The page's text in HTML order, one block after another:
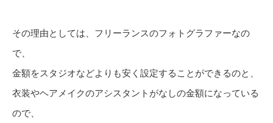
その理由としては、フリーランスのフォトグラファーなの
で、
金額をスタジオなどよりも安く設定することができるのと、
衣装やヘアメイクのアシスタントがなしの金額になっている
ので、